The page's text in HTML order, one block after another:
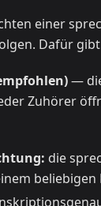
einer
Dafür
—
Zuhörer
die